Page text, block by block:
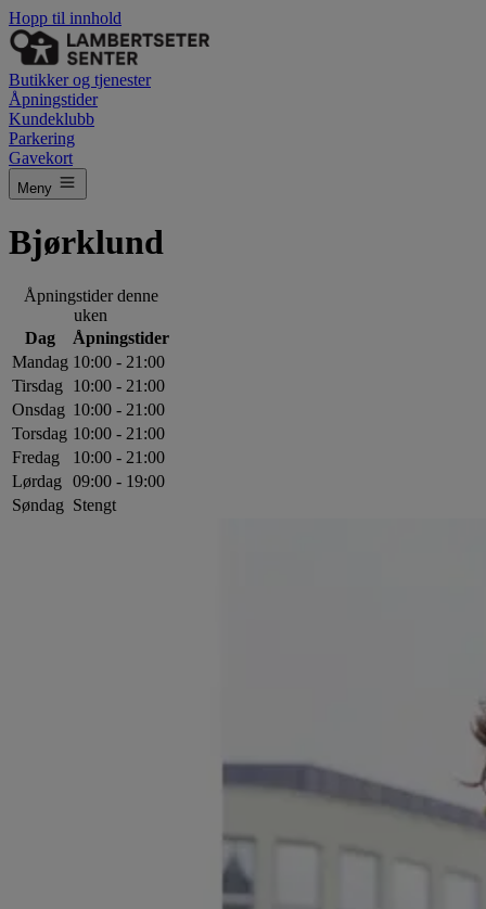
Hopp til innhold
Butikker og tjenester
Åpningstider
Kundeklubb
Parkering
Gavekort
Meny
Bjørklund
Åpningstider denne
uken
Dag
Åpningstider
Mandag 10:00 - 21:00
Tirsdag
10:00 - 21:00
Onsdag 10:00 - 21:00
Torsdag 10:00 - 21:00
Fredag
10:00 - 21:00
Lørdag
09:00 - 19:00
Søndag Stengt